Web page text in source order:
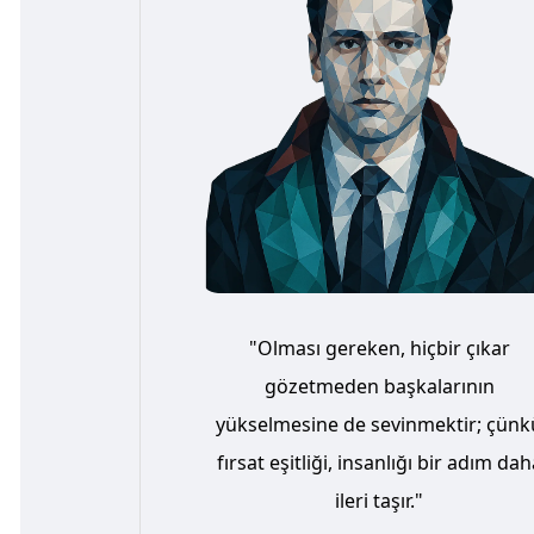
"Olması gereken, hiçbir çıkar
gözetmeden başkalarının
yükselmesine de sevinmektir;
fırsat eşitliği, insanlığı bir adım
ileri taşır."